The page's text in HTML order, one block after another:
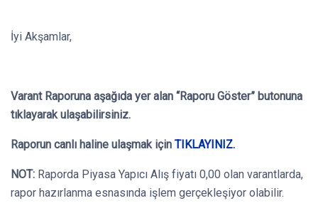
İyi Akşamlar,
Varant Raporuna aşağıda yer alan “Raporu Göster” butonuna
tıklayarak ulaşabilirsiniz.
Raporun canlı haline ulaşmak için TIKLAYINIZ.
NOT: Raporda Piyasa Yapıcı Alış fiyatı 0,00 olan varantlarda,
rapor hazırlanma esnasında işlem gerçekleşiyor olabilir.